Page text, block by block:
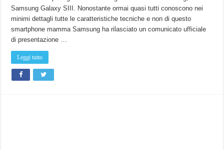
S
III,
lo
smartphone
Samsung Galaxy SIII. Nonostante ormai quasi tutti conoscono nei
minimi dettagli tutte le caratteristiche tecniche e non di questo
smartphone mamma Samsung ha rilasciato un comunicato ufficiale
di presentazione …
Leggi tutto